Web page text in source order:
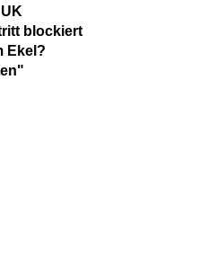
blockiert
Ekel?